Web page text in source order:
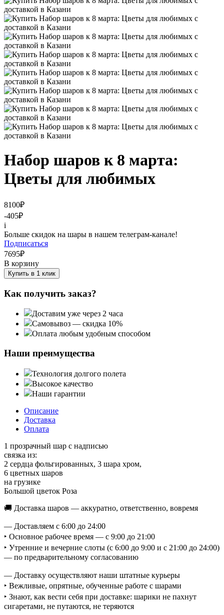
Набор шаров к 8 марта:
Цветы для любимых
8100₽
-405₽
i
Больше скидок на шары в нашем телеграм-канале!
Подписаться
7695₽
В корзину
Купить в 1 клик
Как получить заказ?
Доставим уже через 2 часа
Самовывоз — скидка 10%
Оплата любым удобным способом
Наши преимущества
Технология долгого полета
Высокое качество
Наши гарантии
Описание
Доставка
Оплата
1 прозрачный шар с надписью
связка из:
2 сердца фольгированных, 3 шара хром,
6 цветных шаров
на грузике
Большой цветок Роза
🚚 Доставка шаров — аккуратно, ответственно, вовремя
— Доставляем с 6:00 до 24:00
‣ Основное рабочее время — с 9:00 до 21:00
‣ Утренние и вечерние слоты (с 6:00 до 9:00 и с 21:00 до 24:00)
— по предварительному согласованию
— Доставку осуществляют наши штатные курьеры
‣ Вежливые, опрятные, обученные работе с шарами
‣ Знают, как вести себя при доставке: шарики не пахнут
сигаретами, не путаются, не теряются